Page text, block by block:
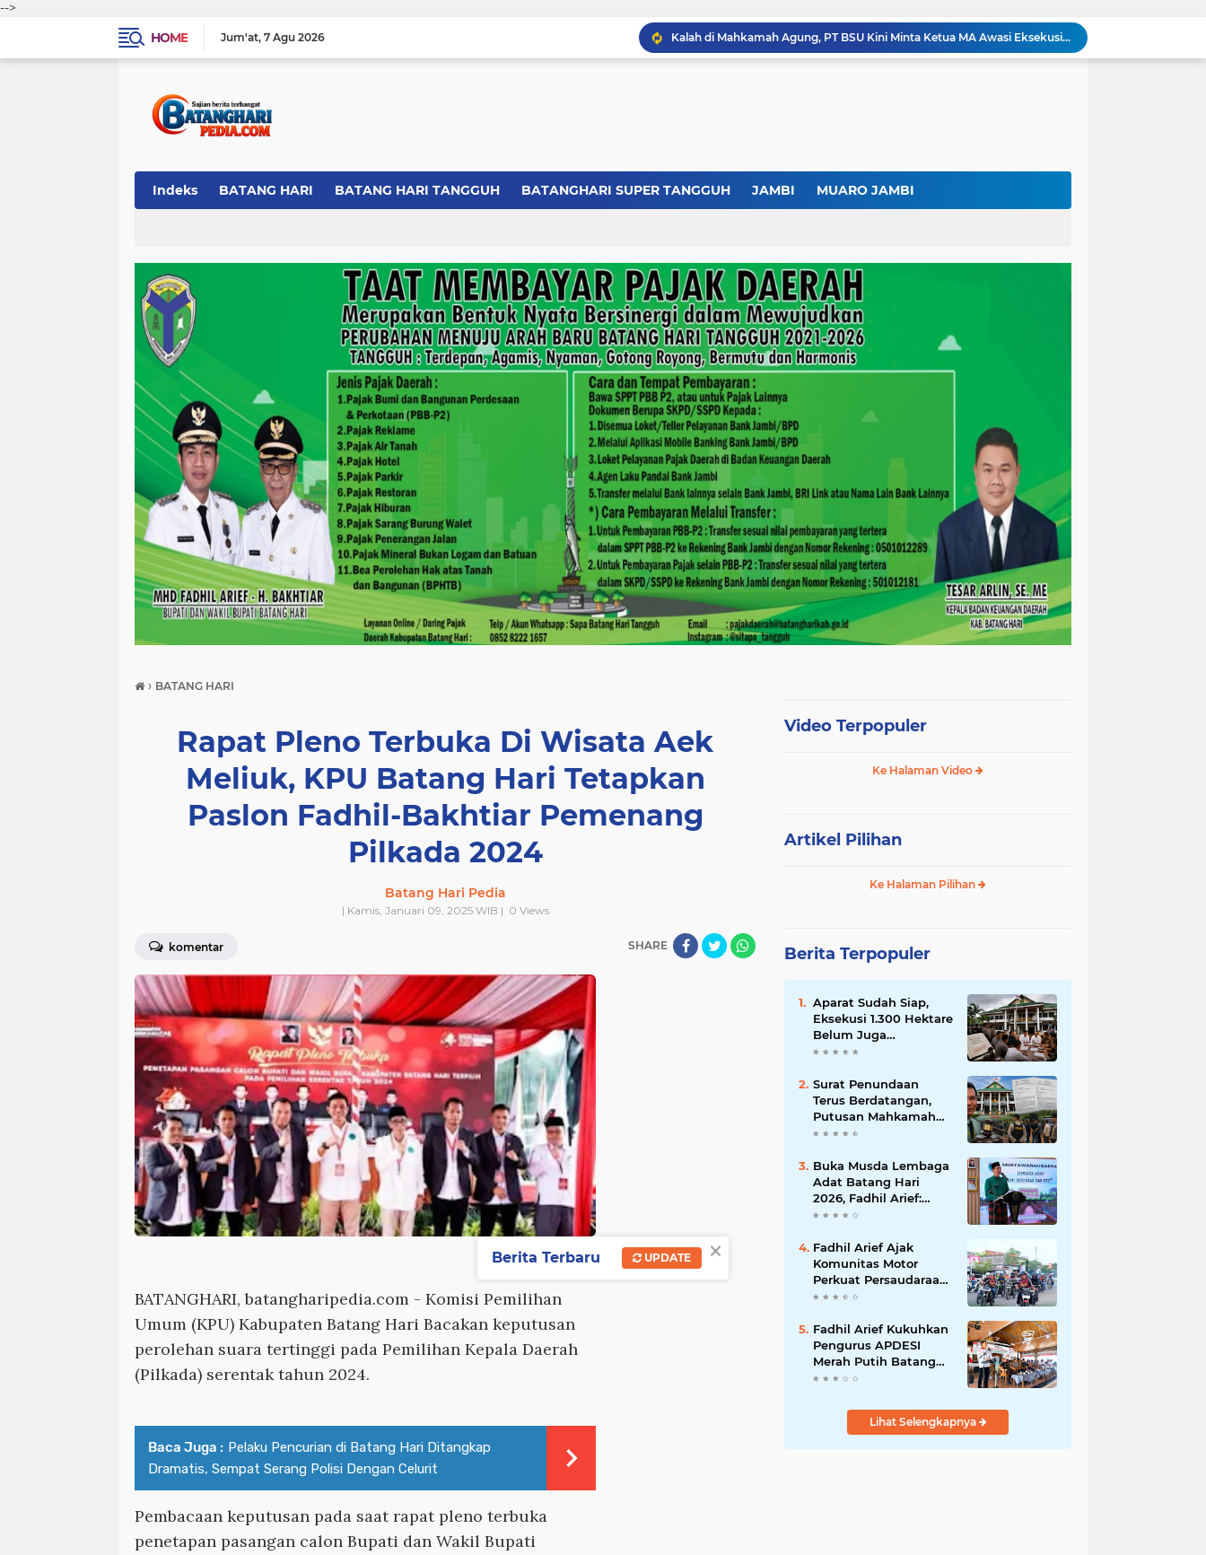
-->
HOME
Jum'at 7 Agu 2026
Kalah di Mahkamah Agung, PT BSU Kini Minta Ketua MA Awasi Eksekusi Putusannya Sendiri
Kolaborasi Lapas dan Baznas Wujudkan Rumah Layak Huni, Fadhil Arief: Bukti Nyata Kepedulian Untuk Rakyat
Fadhil Arief Resmi Lantik 16 Kepala Desa, Titip Pesan Integritas dan Pelayanan Untuk Kemajuan Batang Hari
Indeks BATANG HARI BATANG HARI TANGGUH BATANGHARI SUPER TANGGUH JAMBI MUARO JAMBI
› BATANG HARI
Rapat Pleno Terbuka Di Wisata Aek
Meliuk, KPU Batang Hari Tetapkan
Paslon Fadhil-Bakhtiar Pemenang
Pilkada 2024
Batang Hari Pedia
| Kamis, Januari 09, 2025 WIB | 0 Views
komentar SHARE
BATANGHARI, batangharipedia.com - Komisi Pemilihan
Umum (KPU) Kabupaten Batang Hari Bacakan keputusan
perolehan suara tertinggi pada Pemilihan Kepala Daerah
(Pilkada) serentak tahun 2024.
Baca Juga : Pelaku Pencurian di Batang Hari Ditangkap
Dramatis, Sempat Serang Polisi Dengan Celurit
Pembacaan keputusan pada saat rapat pleno terbuka
penetapan pasangan calon Bupati dan Wakil Bupati
Video Terpopuler
Ke Halaman Video
Artikel Pilihan
Ke Halaman Pilihan
Berita Terpopuler
Aparat Sudah Siap,
Eksekusi 1.300 Hektare
Belum Juga
Ditetapkan PN Muara
Surat Penundaan
Terus Berdatangan,
Putusan Mahkamah
Agung Sudah Final,
Belum Dilaksanakan?
Buka Musda Lembaga
Adat Batang Hari
2026, Fadhil Arief:
Adat Adalah Benteng
Muda
Fadhil Arief Ajak
Komunitas Motor
Perkuat Persaudaraan
dan Budaya Tertib
Fadhil Arief Kukuhkan
Pengurus APDESI
Merah Putih Batang
Hari, Iknak Nahkodai
Lihat Selengkapnya
×
Berita Terbaru UPDATE